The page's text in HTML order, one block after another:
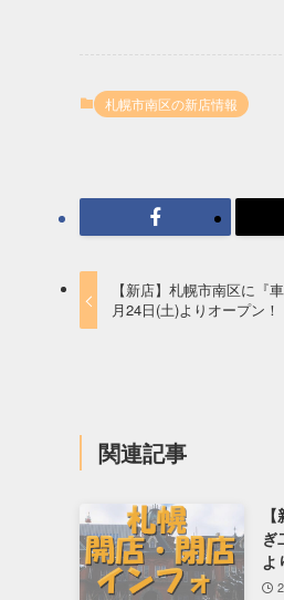
札幌市南区の新店情報
【新店】札幌市南区に『
月24日(土)よりオープン！
関連記事
ぎ
よ